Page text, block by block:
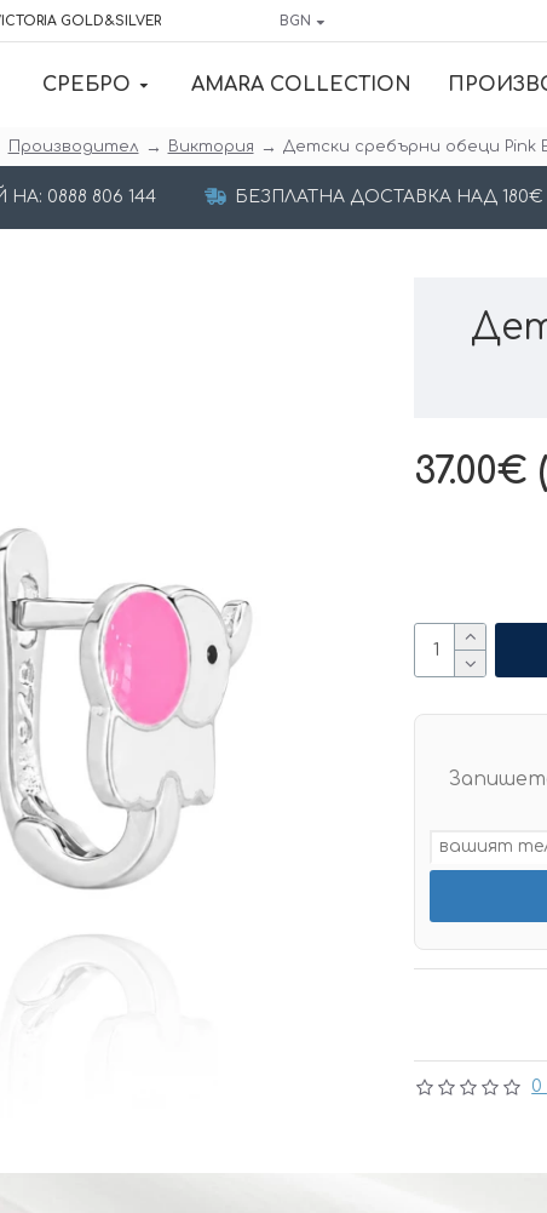
GOLD&SILVER BGN
СРЕБРО AMARA COLLECTION
Производител Виктория Детски сребърни обеци Pink
0888 806 144 БЕЗПЛАТНА ДОСТАВКА НАД 180€
0
37.00€